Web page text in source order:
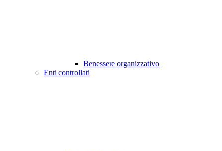
Benessere organizzativo
Enti controllati